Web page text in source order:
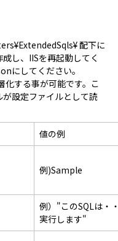
配下に
し、IISを再起動してく
にしてください。
する事が可能です。こ
設定ファイルとして読
値の例
例)Sample
例）"このSQLは・
実行します"